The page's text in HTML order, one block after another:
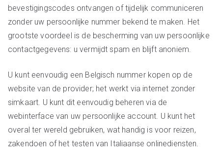
bevestigingscodes ontvangen of tijdelijk communiceren
zonder uw persoonlijke nummer bekend te maken. Het
grootste voordeel is de bescherming van uw persoonlijke
contactgegevens: u vermijdt spam en blijft anoniem.
U kunt eenvoudig een Belgisch nummer kopen op de
website van de provider; het werkt via internet zonder
simkaart. U kunt dit eenvoudig beheren via de
webinterface van uw persoonlijke account. U kunt het
overal ter wereld gebruiken, wat handig is voor reizen,
zakendoen of het testen van Italiaanse onlinediensten.